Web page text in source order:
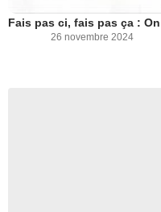
26 novembre 2024